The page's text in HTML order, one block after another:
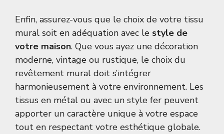
Enfin, assurez-vous que le choix de votre tissu
mural soit en adéquation avec le style de
votre maison. Que vous ayez une décoration
moderne, vintage ou rustique, le choix du
revêtement mural doit s’intégrer
harmonieusement à votre environnement. Les
tissus en métal ou avec un style fer peuvent
apporter un caractère unique à votre espace
tout en respectant votre esthétique globale.